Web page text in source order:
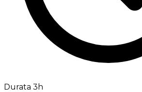
Durata 3h